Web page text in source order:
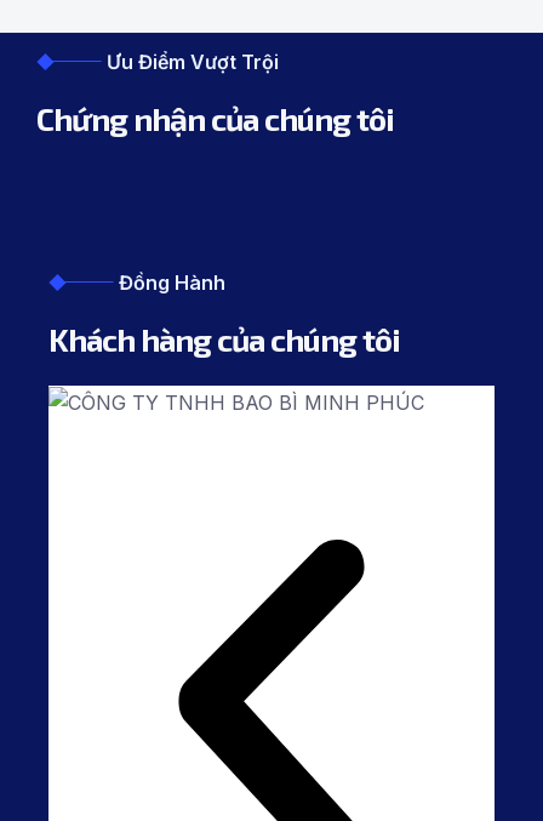
Ưu Điểm Vượt Trội
Chứng nhận của chúng tôi
Đồng Hành
Khách hàng của chúng tôi